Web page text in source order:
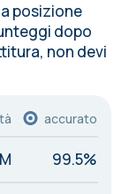
posizione
dopo
non devi
accurato
99.5%